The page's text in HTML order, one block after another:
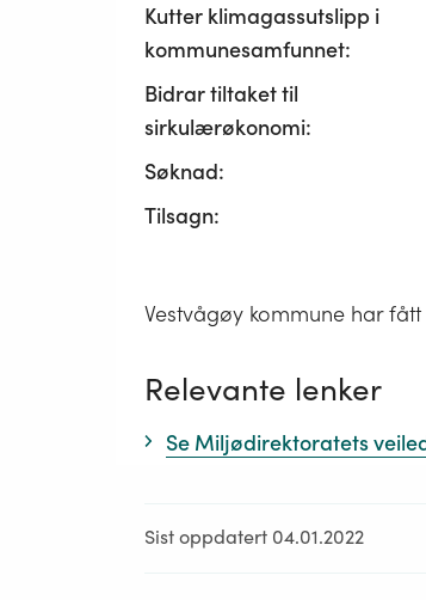
Kutter klimagassutslipp i
kommunesamfunnet:
Bidrar tiltaket til
sirkulærøkonomi:
Søknad:
Tilsagn:
Vestvågøy kommune har
Relevante lenker
Se Miljødirektoratets
Sist oppdatert 04.01.2022